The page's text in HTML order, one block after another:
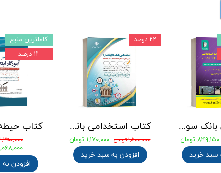
۲,۳۵۰,۰۰۰
۲,۰۶۸,۰۰۰
افزودن
کاملترین منبع
۱۲ درصد
کتاب استخدامی بانک های خصوصی و دولتی (بانکدار) 1404 انتشارات آراه
۱,۵۰۰,۰۰۰ تومان ۱,۱۷۰,۰۰۰ تومان
افزودن به سبد خرید
۲۲ درصد
جامع ترین بانک سوالات استخدامی مهندسی شیمی، پلیمر و پتروشیمی
۸۴۹,۱۵۰ تومان
سبد خرید